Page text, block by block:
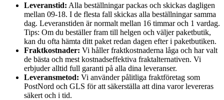
Leveranstid: Alla beställningar packas och skickas dagligen
mellan 09-18. I de flesta fall skickas alla beställningar samma
dag. Leveranstiden är normalt mellan 16 timmar och 1 vardag.
Tips: Om du beställer fram till helgen och väljer paketbutik,
kan du ofta hämta ditt paket redan dagen efter i paketbutiken.
Fraktkostnader: Vi håller fraktkostnaderna låga och har valt
de bästa och mest kostnadseffektiva fraktalternativen. Vi
erbjuder alltid full garanti på alla dina leveranser.
Leveransmetod: Vi använder pålitliga fraktföretag som
PostNord och GLS för att säkerställa att dina varor levereras
säkert och i tid.